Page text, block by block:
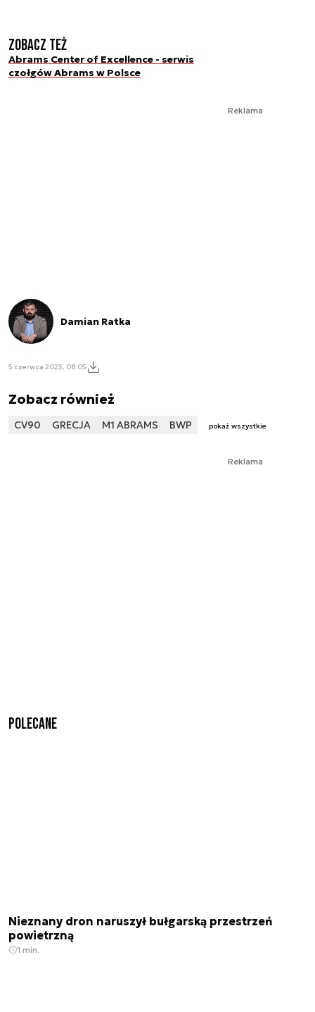
Zobacz też
Abrams Center of Excellence - serwis
czołgów Abrams w Polsce
Reklama
Damian Ratka
5 czerwca 2023, 08:05
Zobacz również
CV90 GRECJA M1 ABRAMS BWP pokaż wszystkie
Reklama
Polecane
Nieznany dron naruszył bułgarską przestrzeń
powietrzną
1 min.